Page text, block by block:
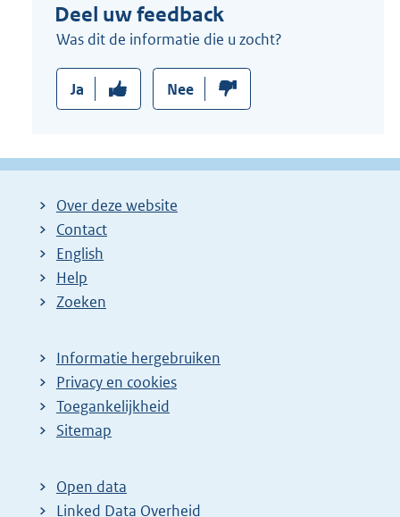
Deel uw feedback
Was dit de informatie die u zocht?
Ja Nee
Over deze website
Contact
English
Help
Zoeken
Informatie hergebruiken
Privacy en cookies
Toegankelijkheid
Sitemap
Open data
Linked Data Overheid